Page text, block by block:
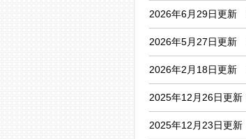
2026年6月29日更新
2026年5月27日更新
2026年2月18日更新
2025年12月26日更新
2025年12月23日更新